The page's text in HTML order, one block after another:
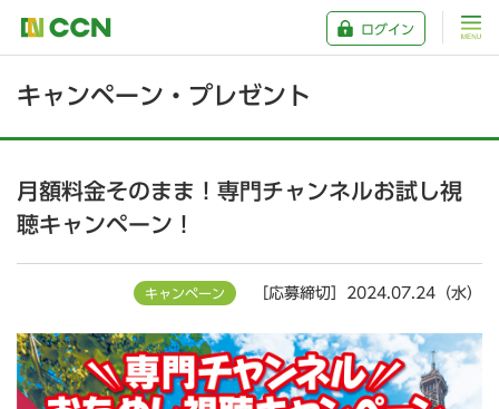
ログイン
キャンペーン・プレゼント
月額料金そのまま！専門チャンネルお試し視
聴キャンペーン！
キャンペーン ［応募締切］2024.07.24（水）